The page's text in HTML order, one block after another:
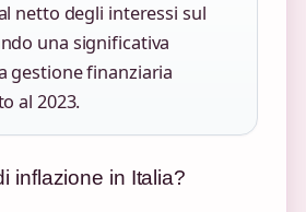
netto degli interessi sul
una significativa
gestione finanziaria
al 2023.
inflazione in Italia?